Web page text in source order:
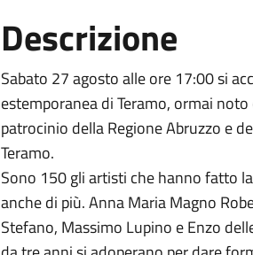
Descrizione
Sabato 27 agosto alle ore 17:00 si
estemporanea di Teramo, ormai
patrocinio della Regione Abruzzo e
Teramo.
Sono 150 gli artisti che hanno fatto
anche di più. Anna Maria Magno
Stefano, Massimo Lupino e Enzo